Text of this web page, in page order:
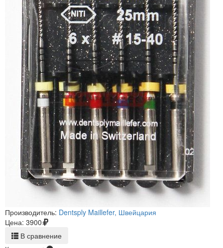
Производитель: Dentsply Maillefer, Швейцария
Цена: 3900
В сравнение